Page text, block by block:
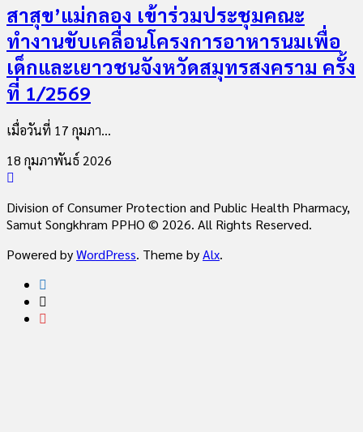
สาสุข’แม่กลอง เข้าร่วมประชุมคณะ
ทำงานขับเคลื่อนโครงการอาหารนมเพื่อ
เด็กและเยาวชนจังหวัดสมุทรสงคราม ครั้ง
ที่ 1/2569
เมื่อวันที่ 17 กุมภา...
18 กุมภาพันธ์ 2026
Division of Consumer Protection and Public Health Pharmacy,
Samut Songkhram PPHO © 2026. All Rights Reserved.
Powered byWordPress. Theme byAlx.